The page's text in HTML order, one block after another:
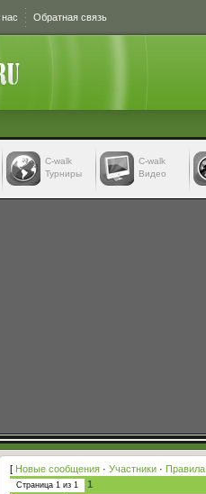
Обратная связь
С-walk
Турниры
С-walk
Видео
[ Новые сообщения · Участники ·
Страница 1 из 1
1